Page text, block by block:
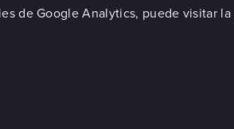
de Google Analytics, puede visitar la